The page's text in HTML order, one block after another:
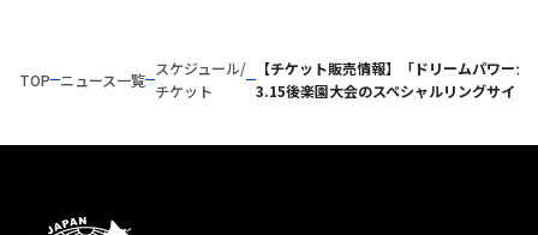
TOP ニュース一覧
スケジュール/
チケット
【チケット販売情報】「ドリームパワーシ
3.15後楽園大会のスペシャルリングサイド